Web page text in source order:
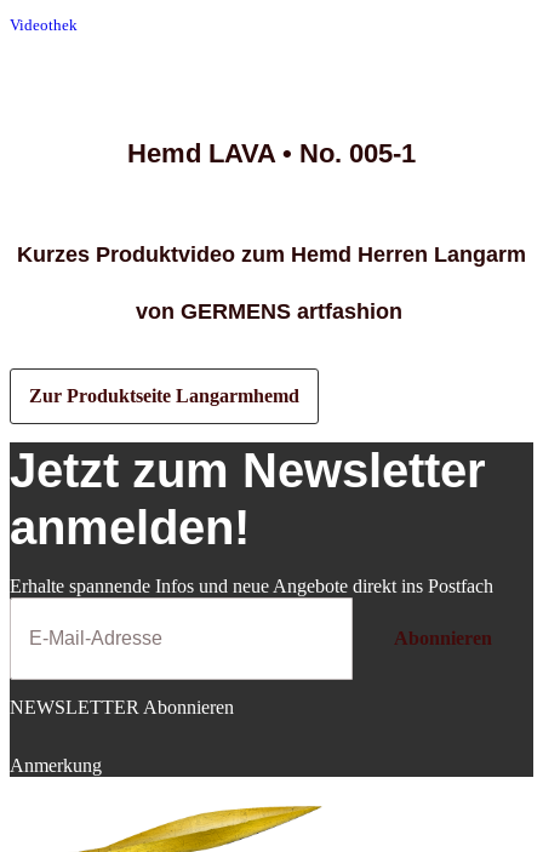
Videothek
Hemd LAVA • No. 005-1
Kurzes Produktvideo zum Hemd Herren Langarm
von GERMENS artfashion
Zur Produktseite Langarmhemd
Jetzt zum Newsletter
anmelden!
Erhalte spannende Infos und neue Angebote direkt ins Postfach
Abonnieren
NEWSLETTER Abonnieren
Anmerkung